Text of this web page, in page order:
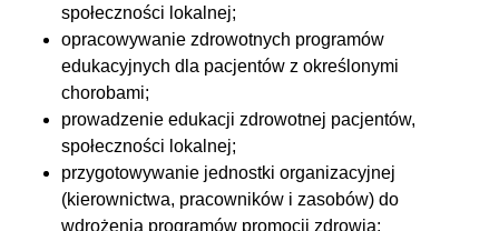
społeczności lokalnej;
opracowywanie zdrowotnych programów
edukacyjnych dla pacjentów z określonymi
chorobami;
prowadzenie edukacji zdrowotnej pacjentów,
społeczności lokalnej;
przygotowywanie jednostki organizacyjnej
(kierownictwa, pracowników i zasobów) do
wdrożenia programów promocji zdrowia;